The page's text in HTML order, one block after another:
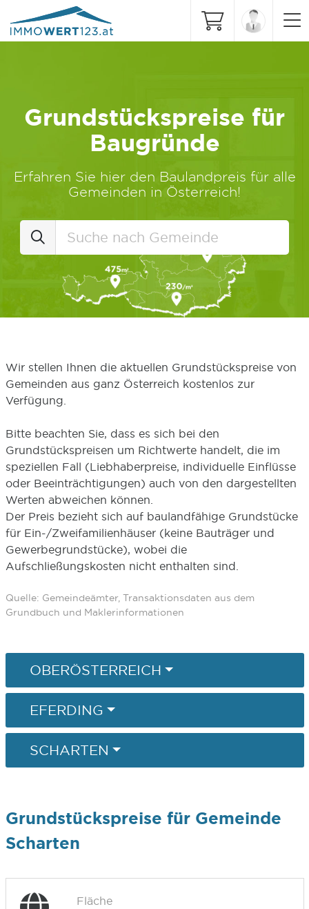
Grundstückspreise für
Baugründe
Erfahren Sie hier den Baulandpreis für alle
Gemeinden in Österreich!
Wir stellen Ihnen die aktuellen Grundstückspreise von
Gemeinden aus ganz Österreich kostenlos zur
Verfügung.
Bitte beachten Sie, dass es sich bei den
Grundstückspreisen um Richtwerte handelt, die im
speziellen Fall (Liebhaberpreise, individuelle Einflüsse
oder Beeinträchtigungen) auch von den dargestellten
Werten abweichen können.
Der Preis bezieht sich auf baulandfähige Grundstücke
für Ein-/Zweifamilienhäuser (keine Bauträger und
Gewerbegrundstücke), wobei die
Aufschließungskosten nicht enthalten sind.
Quelle: Gemeindeämter, Transaktionsdaten aus dem
Grundbuch und Maklerinformationen
OBERÖSTERREICH
EFERDING
SCHARTEN
Grundstückspreise für Gemeinde
Scharten
Fläche